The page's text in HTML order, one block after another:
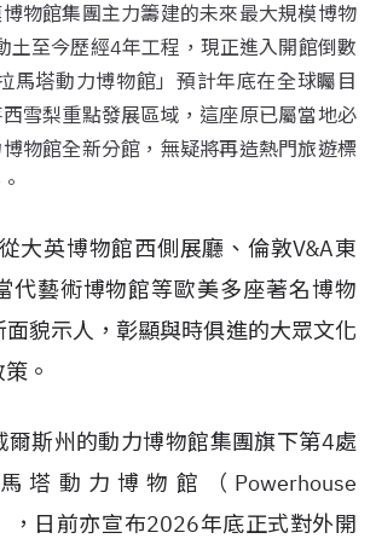
物館集團主力籌建的未來最大規模博物
土至今歷經4年工程，現正進入開館倒數
馬塔動力博物館」預計年底在全球矚目
雪梨重點發展區域，這座原已屬當地必
物館全新分館，無疑將再造熱門旅遊標
大英博物館西側展廳、倫敦V&A東
代藝術博物館等歐美多座著名博物
貌示人，彰顯與時俱進的大眾文化
。
爾斯州的動力博物館集團旗下第4處
塔動力博物館（Powerhouse
，日前亦宣布2026年底正式對外開